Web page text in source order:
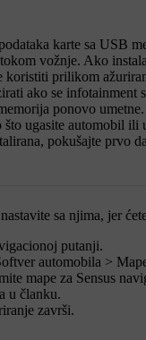
karte sa USB
vožnje. Ako
koristiti prilikom
ako se
ponovo umetne.
što ugasite automobil
pokušajte prvo
sa njima, jer
putanji.
automobila >
mape za Sensus
u članku.
završi.